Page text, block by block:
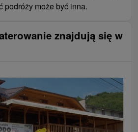
podróży może być inna.
znajdują się w